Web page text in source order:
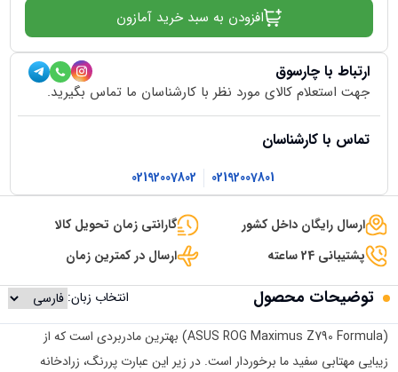
افزودن به سبد خرید آمازون
ارتباط با چارسوق
جهت استعلام کالای مورد نظر با کارشناسان ما تماس بگیرید.
تماس با کارشناسان
02192007801
02192007802
ارسال رایگان داخل کشور
گارانتی زمان تحویل کالا
پشتیبانی 24 ساعته
ارسال در کمترین زمان
توضیحات محصول
انتخاب زبان:
(ASUS ROG Maximus Z790 Formula) بهترین مادربردی است که از
زیبایی مهتابی سفید ما برخوردار است. در زیر این عبارت پررنگ، زرادخانه